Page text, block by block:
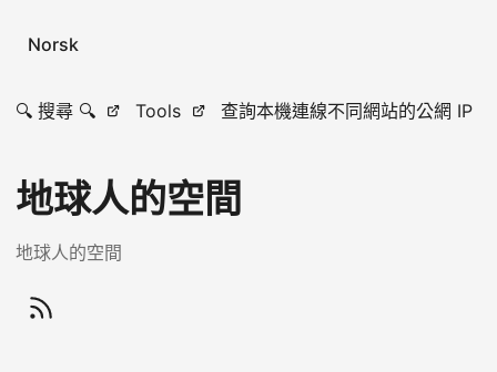
Norsk
🔍 搜尋 🔍 Tools 查詢本機連線不同網站的公網 IP
地球人的空間
地球人的空間